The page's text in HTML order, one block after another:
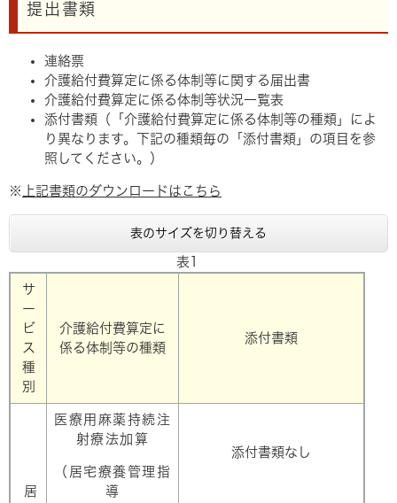
提出書類
連絡票
介護給付費算定に係る体制等に関する届出書
介護給付費算定に係る体制等状況一覧表
添付書類（「介護給付費算定に係る体制等の種類」によ
り異なります。下記の種類毎の「添付書類」の項目を参
照してください。）
※ 上記書類のダウンロードはこちら
表のサイズを切り替える
表1
サ
ー
ビ
ス
種
別
介護給付費算定に
係る体制等の種類
添付書類
居
医療用麻薬持続注
射療法加算​
（居宅療養管理指
導
添付書類なし